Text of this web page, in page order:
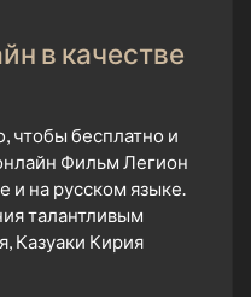
в качестве
чтобы бесплатно и
Фильм Легион
и на русском языке.
талантливым
Казуаки Кирия